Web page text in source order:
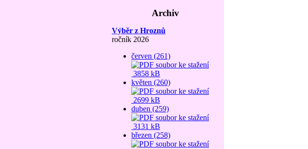
Archiv
Výběr z Hroznů
ročník 2026
červen (261)
3858 kB
květen (260)
2699 kB
duben (259)
3131 kB
březen (258)